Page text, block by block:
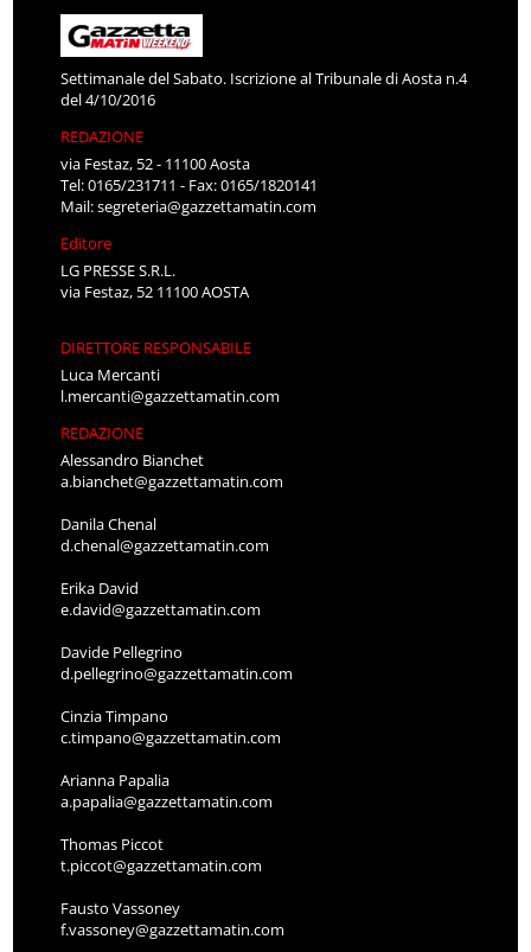
Settimanale del Sabato. Iscrizione al Tribunale di Aosta n.4
del 4/10/2016
REDAZIONE
via Festaz, 52 - 11100 Aosta
Tel: 0165/231711 - Fax: 0165/1820141
Mail:segreteria@gazzettamatin.com
Editore
LG PRESSE S.R.L.
via Festaz, 52 11100 AOSTA
DIRETTORE RESPONSABILE
Luca Mercanti
l.mercanti@gazzettamatin.com
REDAZIONE
Alessandro Bianchet
a.bianchet@gazzettamatin.com
Danila Chenal
d.chenal@gazzettamatin.com
Erika David
e.david@gazzettamatin.com
Davide Pellegrino
d.pellegrino@gazzettamatin.com
Cinzia Timpano
c.timpano@gazzettamatin.com
Arianna Papalia
a.papalia@gazzettamatin.com
Thomas Piccot
t.piccot@gazzettamatin.com
Fausto Vassoney
f.vassoney@gazzettamatin.com